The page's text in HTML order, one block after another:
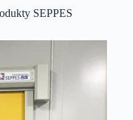
SEPPES